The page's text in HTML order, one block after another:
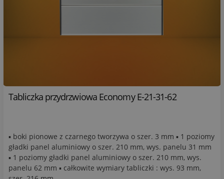
Tabliczka przydrzwiowa Economy E-21-31-62
▪ boki pionowe z czarnego tworzywa o szer. 3 mm ▪ 1 poziomy
gładki panel aluminiowy o szer. 210 mm, wys. panelu 31 mm
▪ 1 poziomy gładki panel aluminiowy o szer. 210 mm, wys.
panelu 62 mm ▪ całkowite wymiary tabliczki : wys. 93 mm,